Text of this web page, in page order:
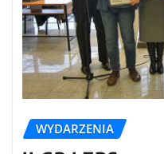
WYDARZENIA